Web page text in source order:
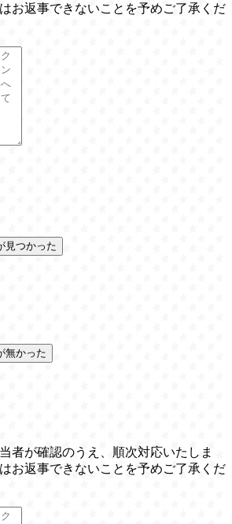
お返事できないことを予めご了承くだ
見つかった
無かった
者が確認のうえ、順次対応いたしま
お返事できないことを予めご了承くだ